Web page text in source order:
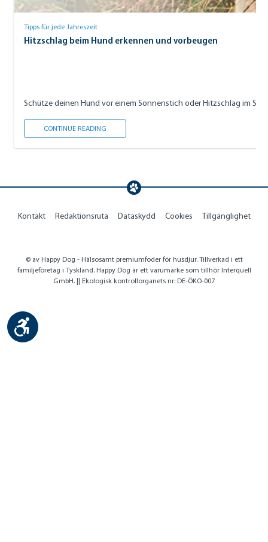
Tipps für jede Jahreszeit
Hitzschlag beim Hund erkennen und vorbeugen
Schütze deinen Hund vor einem Sonnenstich oder Hitzschlag im
CONTINUE READING
Kontakt Redaktionsruta Dataskydd Cookies Tillgänglighet
© av Happy Dog - Hälsosamt premiumfoder för husdjur. Tillverkad i ett
familjeföretag i Tyskland. Happy Dog är ett varumärke som tillhör Interquell
GmbH. || Ekologisk kontrollorganets nr: DE-ÖKO-007
Show toolbar